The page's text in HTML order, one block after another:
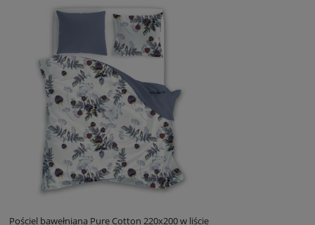
Pościel bawełniana Pure Cotton 220x200 w liście